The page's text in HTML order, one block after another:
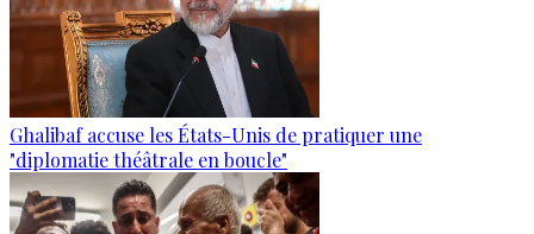
Ghalibaf accuse les États-Unis de pratiquer une
"diplomatie théâtrale en boucle"